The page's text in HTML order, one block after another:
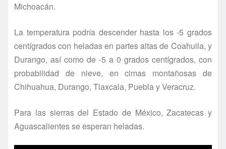
Michoacán.
La temperatura podrí­a descender hasta los -5 grados
centí­grados con heladas en partes altas de Coahuila, y
Durango, así­ como de -5 a 0 grados centí­grados, con
probabilidad de nieve, en cimas montañosas de
Chihuahua, Durango, Tlaxcala, Puebla y Veracruz.
Para las sierras del Estado de México, Zacatecas y
Aguascalientes se esperan heladas.